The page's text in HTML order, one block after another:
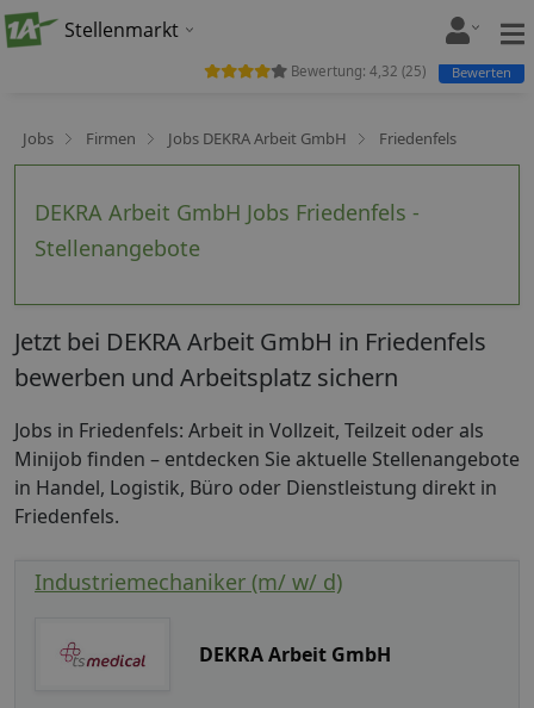
Stellenmarkt
Jobs Firmen Jobs DEKRA Arbeit GmbH Friedenfels
DEKRA Arbeit GmbH Jobs Friedenfels -
Stellenangebote
Bewertung: 4,32 (25) Bewerten
Jetzt bei DEKRA Arbeit GmbH in Friedenfels
bewerben und Arbeitsplatz sichern
Jobs in Friedenfels: Arbeit in Vollzeit, Teilzeit oder als
Minijob finden – entdecken Sie aktuelle Stellenangebote
in Handel, Logistik, Büro oder Dienstleistung direkt in
Friedenfels.
Industriemechaniker (m/ w/ d)
DEKRA Arbeit GmbH